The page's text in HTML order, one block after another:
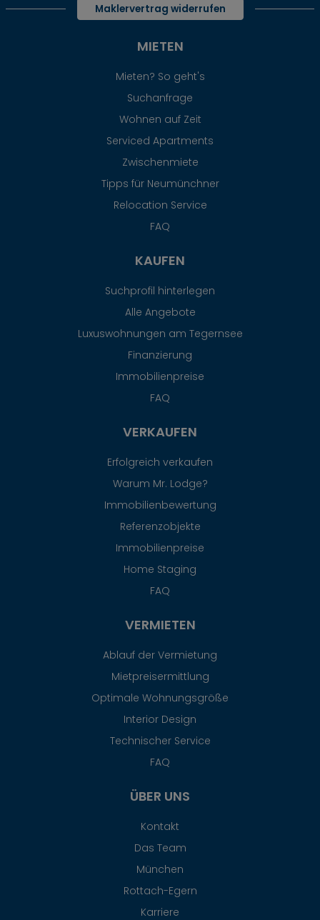
Maklervertrag widerrufen
MIETEN
Mieten? So geht's
Suchanfrage
Wohnen auf Zeit
Serviced Apartments
Zwischenmiete
Tipps für Neumünchner
Relocation Service
FAQ
KAUFEN
Suchprofil hinterlegen
Alle Angebote
Luxuswohnungen am Tegernsee
Finanzierung
Immobilienpreise
FAQ
VERKAUFEN
Erfolgreich verkaufen
Warum Mr. Lodge?
Immobilienbewertung
Referenzobjekte
Immobilienpreise
Home Staging
FAQ
VERMIETEN
Ablauf der Vermietung
Mietpreisermittlung
Optimale Wohnungsgröße
Interior Design
Technischer Service
FAQ
ÜBER UNS
Kontakt
Das Team
München
Rottach-Egern
Karriere